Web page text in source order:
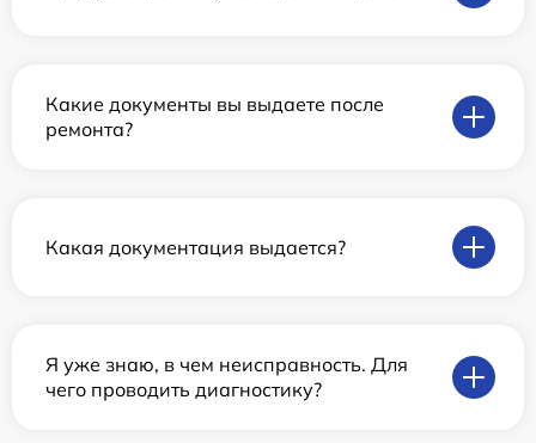
Какие документы вы выдаете после
ремонта?
Какая документация выдается?
Я уже знаю, в чем неисправность. Для
чего проводить диагностику?